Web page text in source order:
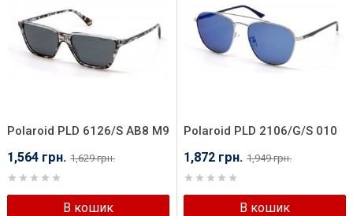
Polaroid PLD 6126/S AB8 M9
1,564 грн. 1,629 грн.
В кошик
Polaroid PLD 2106/G/S 010
5X
1,872 грн. 1,949 грн.
В кошик